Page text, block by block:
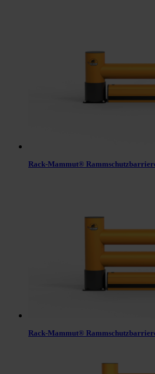
Rack-Mammut®
Rack-Mammut®